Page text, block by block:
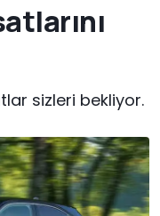
sizleri bekliyor.